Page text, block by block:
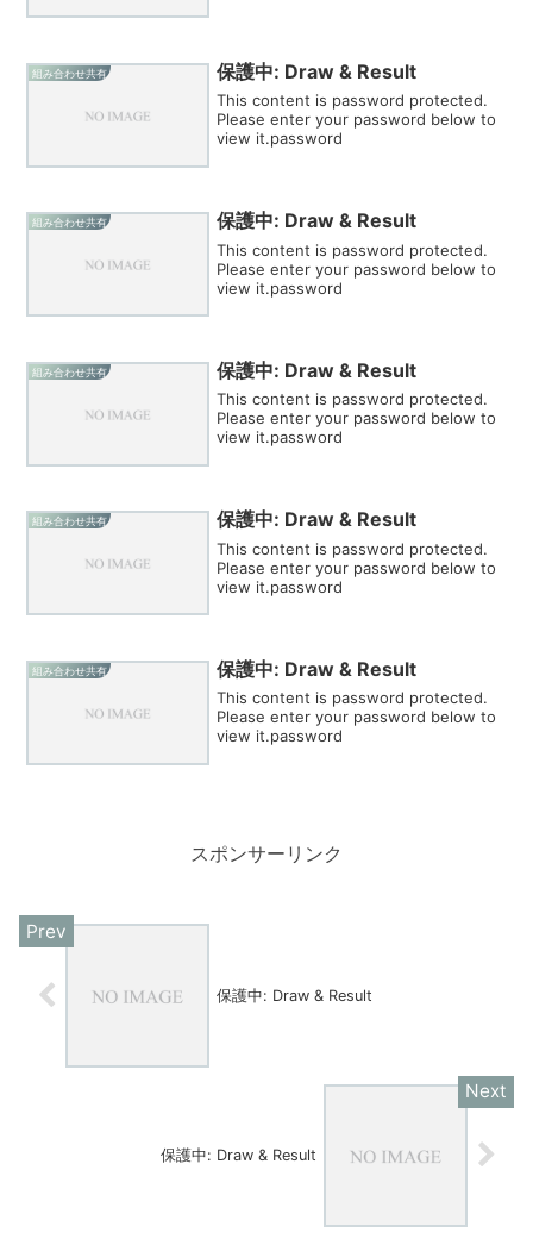
組み合わせ共有 保護中: Draw & Result
This content is password protected.
Please enter your password below to
view it.password
組み合わせ共有 保護中: Draw & Result
This content is password protected.
Please enter your password below to
view it.password
組み合わせ共有 保護中: Draw & Result
This content is password protected.
Please enter your password below to
view it.password
組み合わせ共有 保護中: Draw & Result
This content is password protected.
Please enter your password below to
view it.password
組み合わせ共有 保護中: Draw & Result
This content is password protected.
Please enter your password below to
view it.password
スポンサーリンク
保護中: Draw & Result
保護中: Draw & Result